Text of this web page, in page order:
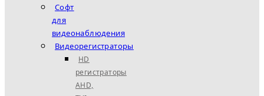
Софт
для
видеонаблюдения
Видеорегистраторы
HD
регистраторы
AHD,